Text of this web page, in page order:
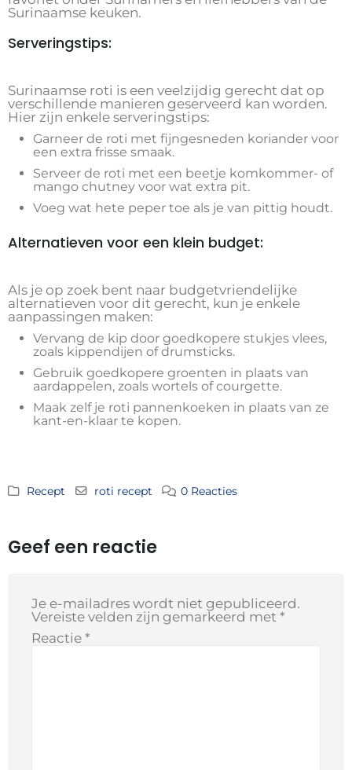
Surinaamse keuken.
Serveringstips:
Surinaamse roti is een veelzijdig gerecht dat op
verschillende manieren geserveerd kan worden.
Hier zijn enkele serveringstips:
Garneer de roti met fijngesneden koriander voor
een extra frisse smaak.
Serveer de roti met een beetje komkommer- of
mango chutney voor wat extra pit.
Voeg wat hete peper toe als je van pittig houdt.
Alternatieven voor een klein budget:
Als je op zoek bent naar budgetvriendelijke
alternatieven voor dit gerecht, kun je enkele
aanpassingen maken:
Vervang de kip door goedkopere stukjes vlees,
zoals kippendijen of drumsticks.
Gebruik goedkopere groenten in plaats van
aardappelen, zoals wortels of courgette.
Maak zelf je roti pannenkoeken in plaats van ze
kant-en-klaar te kopen.
Recept roti recept 0 Reacties
Geef een reactie
Je e-mailadres wordt niet gepubliceerd.
Vereiste velden zijn gemarkeerd met *
Reactie *